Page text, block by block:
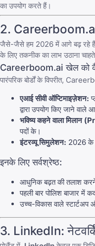
का उपयोग करते हैं।
2.
जैसे-जैसे हम 2026 में आगे बढ़ रहे हैं,
के लिए तकनीक का लाभ उठाना
Careerboom.ai खेल को
पारंपरिक बोर्डों के विपरीत,
एआई सीवी ऑप्टिमाइज़ेशन:
द्वारा उपयोग किए जाने
भविष्य कहने वाला
पदों के।
इंटरव्यू सिमुलेशन: 2026 के
इनके लिए सर्वश्रेष्ठ:
आधुनिक बढ़त की तलाश
पहली बार पोलिश बाजार में
उच्च-विकास वाले स्टार्टअप
3. LinkedIn: